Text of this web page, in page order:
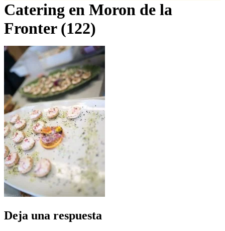
Catering en Moron de la
Fronter (122)
Deja una respuesta